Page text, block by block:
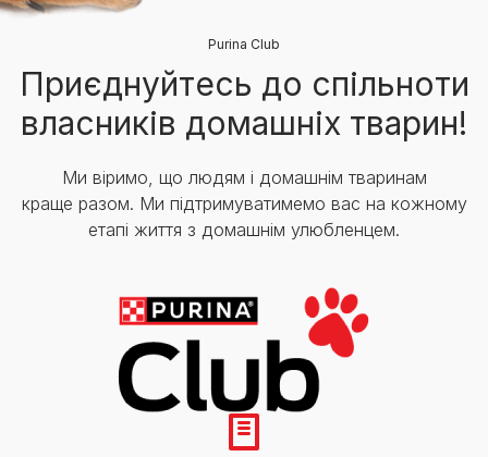
Purina Club
Приєднуйтесь до спільноти
власників домашніх тварин!
Ми віримо, що людям і домашнім тваринам
краще разом. Ми підтримуватимемо вас на кожному
етапі життя з домашнім улюбленцем.